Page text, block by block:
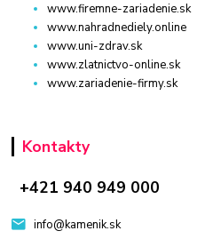
www.firemne-zariadenie.sk
www.nahradnediely.online
www.uni-zdrav.sk
www.zlatnictvo-online.sk
www.zariadenie-firmy.sk
Kontakty
+421 940 949 000
info@kamenik.sk